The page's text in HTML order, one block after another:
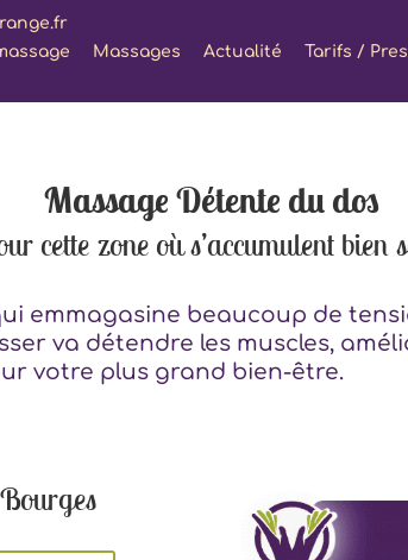
Massages Actualité Tarifs /
Massage Détente du dos
cette zone où s’accumulent bien
emmagasine beaucoup de
va détendre les muscles,
votre plus grand bien-être.